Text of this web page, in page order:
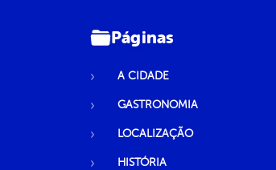
Páginas
A CIDADE
GASTRONOMIA
LOCALIZAÇÃO
HISTÓRIA